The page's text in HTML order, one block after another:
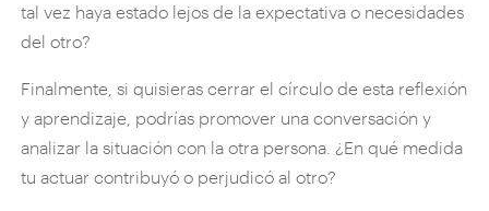
tal vez haya estado lejos de la expectativa o necesidades
del otro?
Finalmente, si quisieras cerrar el círculo de esta reflexión
y aprendizaje, podrías promover una conversación y
analizar la situación con la otra persona. ¿En qué medida
tu actuar contribuyó o perjudicó al otro?